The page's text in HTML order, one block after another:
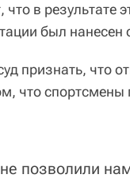
в результате
был нанесен
признать, что
что
позволили